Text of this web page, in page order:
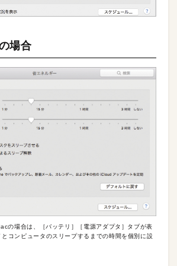
場合
の場合は、［バッテリ］［電源アダプタ］タブが表
コンピュータのスリープするまでの時間を個別に設